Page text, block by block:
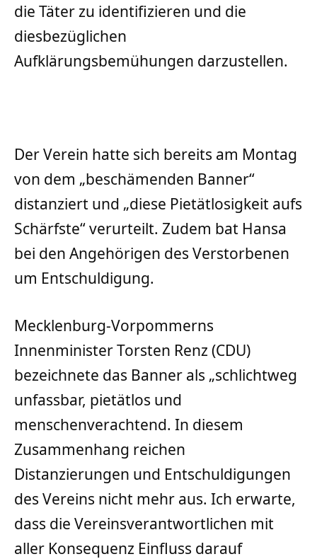
die Täter zu identifizieren und die
diesbezüglichen
Aufklärungsbemühungen darzustellen.
Der Verein hatte sich bereits am Montag
von dem „beschämenden Banner“
distanziert und „diese Pietätlosigkeit aufs
Schärfste“ verurteilt. Zudem bat Hansa
bei den Angehörigen des Verstorbenen
um Entschuldigung.
Mecklenburg-Vorpommerns
Innenminister Torsten Renz (CDU)
bezeichnete das Banner als „schlichtweg
unfassbar, pietätlos und
menschenverachtend. In diesem
Zusammenhang reichen
Distanzierungen und Entschuldigungen
des Vereins nicht mehr aus. Ich erwarte,
dass die Vereinsverantwortlichen mit
aller Konsequenz Einfluss darauf